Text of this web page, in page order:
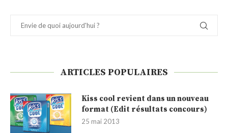
ARTICLES POPULAIRES
Kiss cool revient dans un nouveau
format (Edit résultats concours)
25 mai 2013